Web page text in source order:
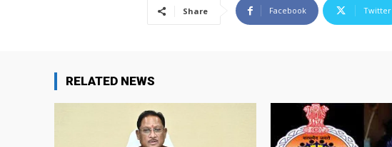
Share Facebook Twitter
RELATED NEWS